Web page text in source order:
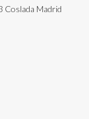
Coslada Madrid